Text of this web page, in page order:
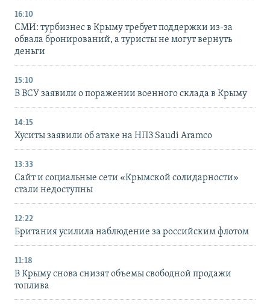
16:10
СМИ: турбизнес в Крыму требует поддержки из-за
обвала бронирований, а туристы не могут вернуть
деньги
15:10
В ВСУ заявили о поражении военного склада в Крыму
14:15
Хуситы заявили об атаке на НПЗ Saudi Aramco
13:33
Сайт и социальные сети «Крымской солидарности»
стали недоступны
12:22
Британия усилила наблюдение за российским флотом
11:18
В Крыму снова снизят объемы свободной продажи
топлива